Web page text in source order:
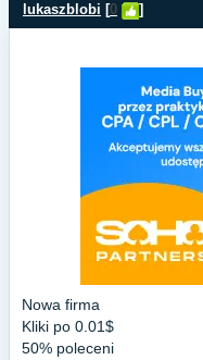
lukaszblobi [0 ]
Nowa firma
Kliki po 0.01$
50% poleceni